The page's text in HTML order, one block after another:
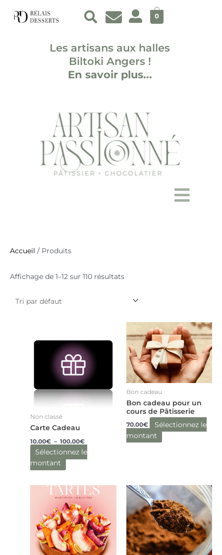
0
Les artisans aux halles
Biltoki Angers !
En savoir plus...
Accueil / Produits
Affichage de 1–12 sur 110 résultats
Non classé
Carte Cadeau
10.00€ – 100.00€
prix :
10.00€
Sélectionnez le
montant
a
plusieurs
variations.
Les
options
peuvent
choisies
la
page
du
Bon cadeau
Bon cadeau pour un
cours de Pâtisserie
70.00€
Sélectionnez le
montant
produit
a
plusieurs
variations.
Les
options
peuvent
être
choisies